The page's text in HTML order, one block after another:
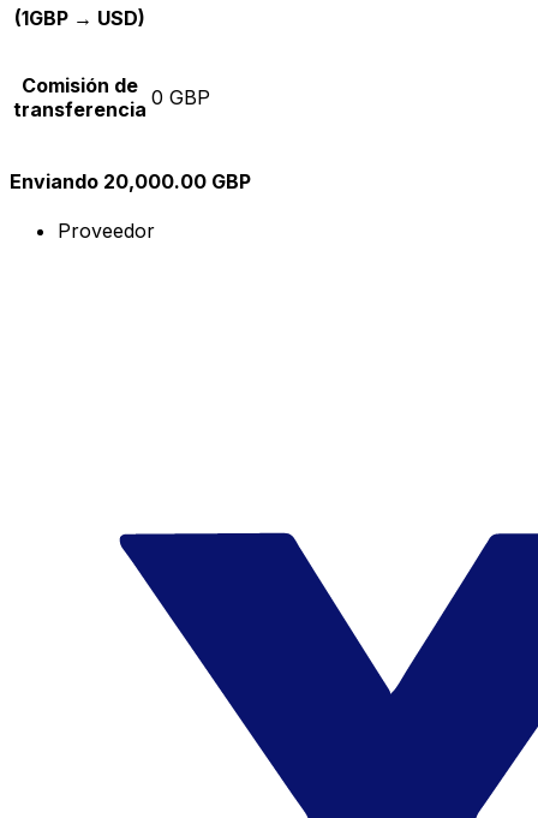
(1GBP → USD)
Comisión de
transferencia 0 GBP
Enviando 20,000.00 GBP
Proveedor